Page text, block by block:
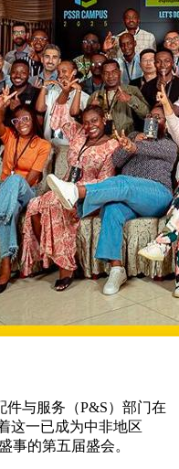
件与服务（P&S）部门在
这一已成为中非地区
事的第五届盛会。